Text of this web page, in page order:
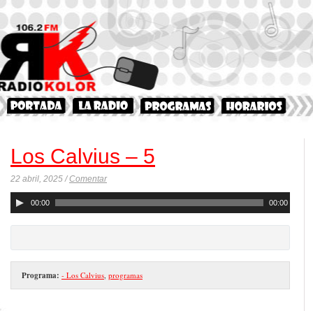
Los Calvius – 5
22 abril, 2025 /Comentar
Reproductor
audio
00:00 00:00
Programa: - Los Calvius, programas